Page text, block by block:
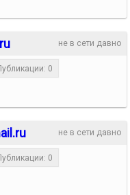
не в сети давно
0
не в сети давно
0